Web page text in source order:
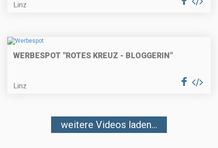
Linz
WERBESPOT "ROTES KREUZ - BLOGGERIN"
Linz
weitere Videos laden...